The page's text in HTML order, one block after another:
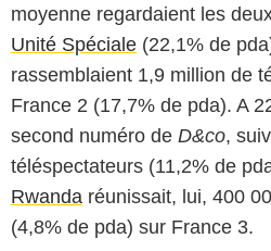
moyenne regardaient les
Unité Spéciale (22,1% de
rassemblaient 1,9 million de
France 2 (17,7% de pda). A
second numéro de D&co,
téléspectateurs (11,2% de
Rwanda réunissait, lui, 400
(4,8% de pda) sur France 3.